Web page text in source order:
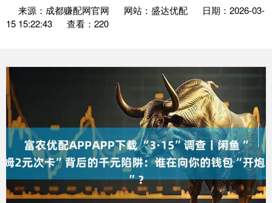
来源：成都赚配网官网 网站：盛达优配
日期：2026-03-
15 15:22:43
查看：220